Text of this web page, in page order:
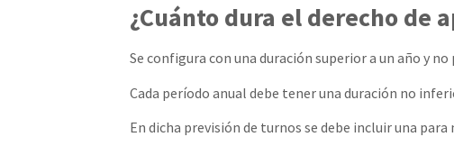
¿Cuánto dura el derecho de
Se configura con una duración superior a un año y
Cada período anual debe tener una duración no
En dicha previsión de turnos se debe incluir una